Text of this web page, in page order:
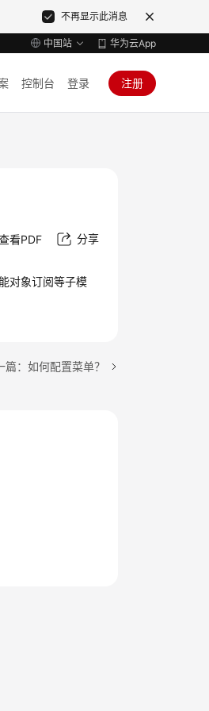
不再显示此消息
中国站 华为云App
控制台 登录 注册
看PDF 分享
对象订阅等子模
篇：如何配置菜单？